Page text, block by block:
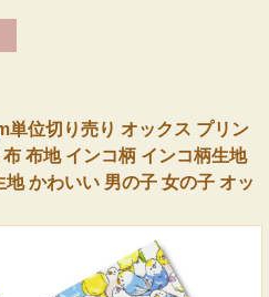
単位切り売り オックス プリン
布地 インコ柄 インコ柄生地
かわいい 男の子 女の子 オッ